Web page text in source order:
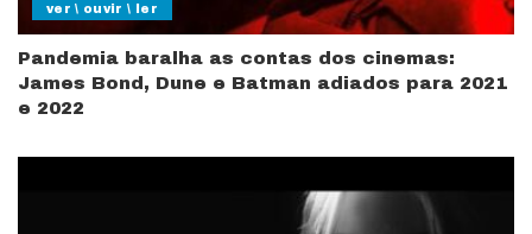
ver \ ouvir \ ler
Pandemia baralha as contas dos cinemas:
James Bond, Dune e Batman adiados para 2021
e 2022